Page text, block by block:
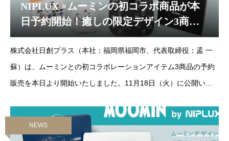
NIPLUX ×ムーミンの初コラボ商品が本
日予約開始！癒しの限定デザイン3商品
がラインアップ
株式会社日創プラス（本社：福岡県福岡市、代表取締役：孟 一
蘇）は、ムーミンとの初コラボレーションアイテム3商品の予約
販売を本日より開始いたしました。11月18日（火）に公開いた
き、改めて大きな関心を
NEWS